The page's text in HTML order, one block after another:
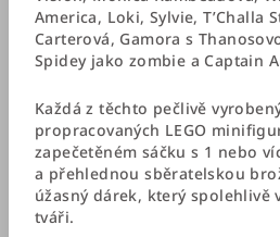
America, Loki, Sylvie, T’Challa
Carterová, Gamora s
Spidey jako zombie a Captain
Každá z těchto pečlivě
propracovaných LEGO
zapečetěném sáčku s 1 nebo
a přehlednou sběratelskou
úžasný dárek, který spolehlivě
tváři.